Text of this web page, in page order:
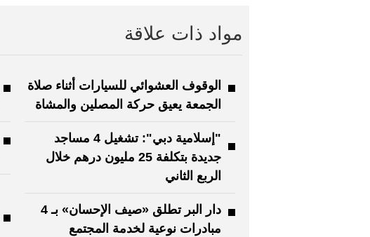
مواد ذات علاقة
الوقوف العشوائي للسيارات أثناء صلاة
الجمعة يعيق حركة المصلين والمشاة
"إسلامية دبي": تشغيل 4 مساجد
جديدة بتكلفة 25 مليون درهم خلال
الربع الثاني
دار البر تطلق «صيف الإحسان» بـ 4
مبادرات نوعية لخدمة المجتمع